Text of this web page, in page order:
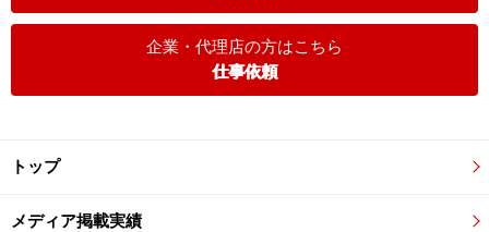
企業・代理店の方はこちら
仕事依頼
トップ
メディア掲載実績